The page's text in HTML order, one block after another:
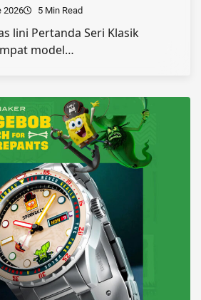
2026 5 Min Read
lini Pertanda Seri Klasik
model…